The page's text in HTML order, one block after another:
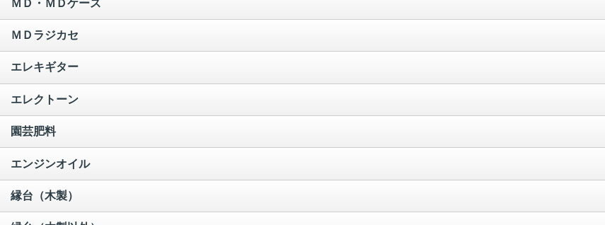
ＭＤ・ＭＤケース
ＭＤラジカセ
エレキギター
エレクトーン
園芸肥料
エンジンオイル
縁台（木製）